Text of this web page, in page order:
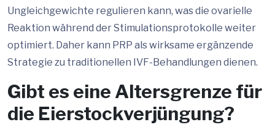
Ungleichgewichte regulieren kann, was die ovarielle
Reaktion während der Stimulationsprotokolle weiter
optimiert. Daher kann PRP als wirksame ergänzende
Strategie zu traditionellen IVF-Behandlungen dienen.
Gibt es eine Altersgrenze für
die Eierstockverjüngung?